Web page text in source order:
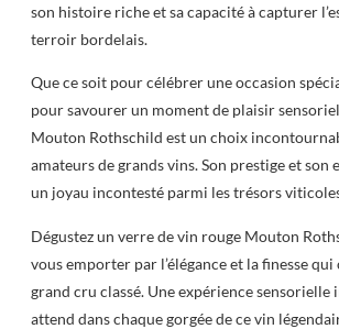
son histoire riche et sa capacité à capturer
terroir bordelais.
Que ce soit pour célébrer une occasion
pour savourer un moment de plaisir
Mouton Rothschild est un choix
amateurs de grands vins. Son prestige et son
un joyau incontesté parmi les trésors
Dégustez un verre de vin rouge Mouton
vous emporter par l’élégance et la finesse
grand cru classé. Une expérience sensorielle
attend dans chaque gorgée de ce vin